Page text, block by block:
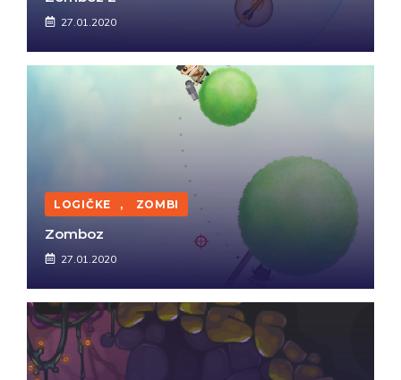
27.01.2020
LOGIČKE , ZOMBI
Zomboz
27.01.2020